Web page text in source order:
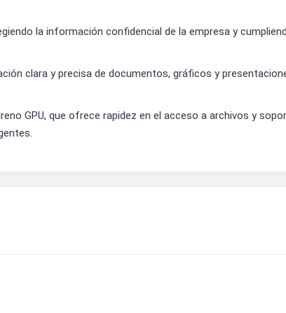
la información confidencial de la empresa y
clara y precisa de documentos, gráficos y
GPU, que ofrece rapidez en el acceso a archivos y